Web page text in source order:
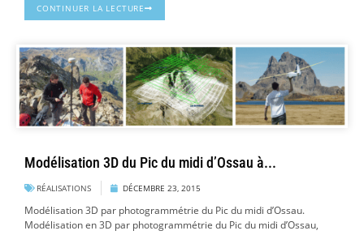
CONTINUER LA LECTURE
Modélisation 3D du Pic du midi d’Ossau à...
RÉALISATIONS DÉCEMBRE 23, 2015
Modélisation 3D par photogrammétrie du Pic du midi d’Ossau.
Modélisation en 3D par photogrammétrie du Pic du midi d’Ossau,